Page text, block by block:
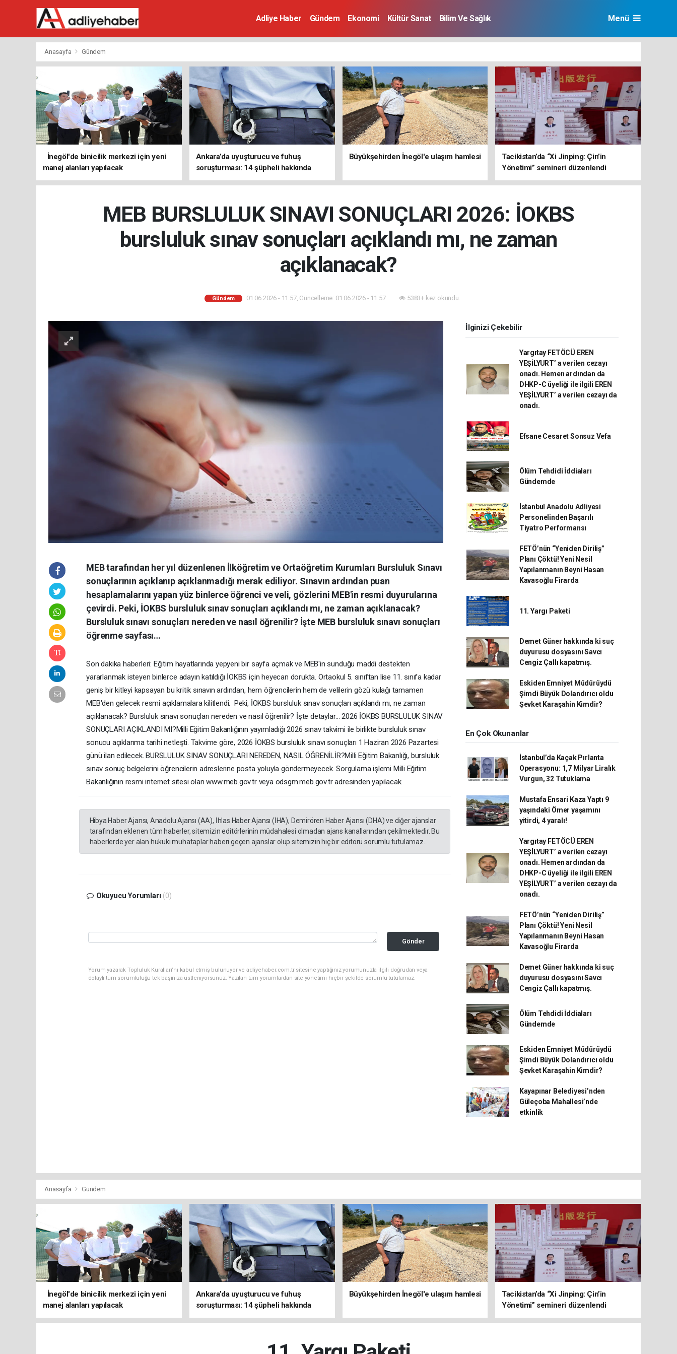
Adliye Haber Gündem Ekonomi Kültür Sanat Bilim Ve Sağlık Menü
Anasayfa Gündem
İnegöl'de binicilik merkezi için yeni
manej alanları yapılacak
Ankara’da uyuşturucu ve fuhuş
soruşturması: 14 şüpheli hakkında
işlem başlatıldı
Büyükşehirden İnegöl'e ulaşım hamlesi
Tacikistan’da “Xi Jinping: Çin’in
Yönetimi” semineri düzenlendi
MEB BURSLULUK SINAVI SONUÇLARI 2026: İOKBS
bursluluk sınav sonuçları açıklandı mı, ne zaman
açıklanacak?
Gündem 01.06.2026 - 11:57, Güncelleme: 01.06.2026 - 11:57 5383+ kez okundu.
MEB tarafından her yıl düzenlenen İlköğretim ve Ortaöğretim Kurumları Bursluluk Sınavı
sonuçlarının açıklanıp açıklanmadığı merak ediliyor. Sınavın ardından puan
hesaplamalarını yapan yüz binlerce öğrenci ve veli, gözlerini MEB'in resmi duyurularına
çevirdi. Peki, İOKBS bursluluk sınav sonuçları açıklandı mı, ne zaman açıklanacak?
Bursluluk sınavı sonuçları nereden ve nasıl öğrenilir? İşte MEB bursluluk sınavı sonuçları
öğrenme sayfası…
Son dakika haberleri: Eğitim hayatlarında yepyeni bir sayfa açmak ve MEB'in sunduğu maddi destekten
yararlanmak isteyen binlerce adayın katıldığı İOKBS için heyecan dorukta. Ortaokul 5. sınıftan lise 11. sınıfa kadar
geniş bir kitleyi kapsayan bu kritik sınavın ardından, hem öğrencilerin hem de velilerin gözü kulağı tamamen
MEB'den gelecek resmi açıklamalara kilitlendi. Peki, İOKBS bursluluk sınav sonuçları açıklandı mı, ne zaman
açıklanacak? Bursluluk sınavı sonuçları nereden ve nasıl öğrenilir? İşte detaylar… 2026 İOKBS BURSLULUK SINAV
SONUÇLARI AÇIKLANDI MI?Milli Eğitim Bakanlığının yayımladığı 2026 sınav takvimi ile birlikte bursluluk sınav
sonucu açıklanma tarihi netleşti. Takvime göre, 2026 İOKBS bursluluk sınavı sonuçları 1 Haziran 2026 Pazartesi
günü ilan edilecek. BURSLULUK SINAV SONUÇLARI NEREDEN, NASIL ÖĞRENİLİR?Milli Eğitim Bakanlığı, bursluluk
sınav sonuç belgelerini öğrencilerin adreslerine posta yoluyla göndermeyecek. Sorgulama işlemi Milli Eğitim
Bakanlığının resmi internet sitesi olan www.meb.gov.tr veya odsgm.meb.gov.tr adresinden yapılacak.
Hibya Haber Ajansı, Anadolu Ajansı (AA), İhlas Haber Ajansı (İHA), Demirören Haber Ajansı (DHA) ve diğer ajanslar
tarafından eklenen tüm haberler, sitemizin editörlerinin müdahalesi olmadan ajans kanallarından çekilmektedir. Bu
haberlerde yer alan hukuki muhataplar haberi geçen ajanslar olup sitemizin hiç bir editörü sorumlu tutulamaz...
Okuyucu Yorumları (0)
Gönder
Yorum yazarak Topluluk Kuralları’nı kabul etmiş bulunuyor ve adliyehaber.com.tr sitesine yaptığınız yorumunuzla ilgili doğrudan veya
dolaylı tüm sorumluluğu tek başınıza üstleniyorsunuz. Yazılan tüm yorumlardan site yönetimi hiçbir şekilde sorumlu tutulamaz.
İlginizi Çekebilir
Yargıtay FETÖCÜ EREN
YEŞİLYURT’ a verilen cezayı
onadı. Hemen ardından da
DHKP-C üyeliği ile ilgili EREN
YEŞİLYURT’ a verilen cezayı da
onadı.
Efsane Cesaret Sonsuz Vefa
Ölüm Tehdidi İddiaları
Gündemde
İstanbul Anadolu Adliyesi
Personelinden Başarılı
Tiyatro Performansı
FETÖ’nün “Yeniden Diriliş”
Planı Çöktü! Yeni Nesil
Yapılanmanın Beyni Hasan
Kavasoğlu Firarda
11. Yargı Paketi
Demet Güner hakkında ki suç
duyurusu dosyasını Savcı
Cengiz Çallı kapatmış.
Eskiden Emniyet Müdürüydü
Şimdi Büyük Dolandırıcı oldu
Şevket Karaşahin Kimdir?
En Çok Okunanlar
İstanbul’da Kaçak Pırlanta
Operasyonu: 1,7 Milyar Liralık
Vurgun, 32 Tutuklama
Mustafa Ensari Kaza Yaptı 9
yaşındaki Ömer yaşamını
yitirdi, 4 yaralı!
Yargıtay FETÖCÜ EREN
YEŞİLYURT’ a verilen cezayı
onadı. Hemen ardından da
DHKP-C üyeliği ile ilgili EREN
YEŞİLYURT’ a verilen cezayı da
onadı.
FETÖ’nün “Yeniden Diriliş”
Planı Çöktü! Yeni Nesil
Yapılanmanın Beyni Hasan
Kavasoğlu Firarda
Demet Güner hakkında ki suç
duyurusu dosyasını Savcı
Cengiz Çallı kapatmış.
Ölüm Tehdidi İddiaları
Gündemde
Eskiden Emniyet Müdürüydü
Şimdi Büyük Dolandırıcı oldu
Şevket Karaşahin Kimdir?
Kayapınar Belediyesi’nden
Güleçoba Mahallesi’nde
etkinlik
Anasayfa Gündem
İnegöl'de binicilik merkezi için yeni
manej alanları yapılacak
Ankara’da uyuşturucu ve fuhuş
soruşturması: 14 şüpheli hakkında
işlem başlatıldı
Büyükşehirden İnegöl'e ulaşım hamlesi
Tacikistan’da “Xi Jinping: Çin’in
Yönetimi” semineri düzenlendi